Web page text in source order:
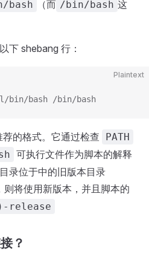
（而 /bin/bash 这
下 shebang 行：
Plaintext
bin/bash /bin/bash
的格式。它通过检查 PATH
可执行文件作为脚本的解释
录位于中的旧版本目录
则将使用新版本，并且脚本的
release
？